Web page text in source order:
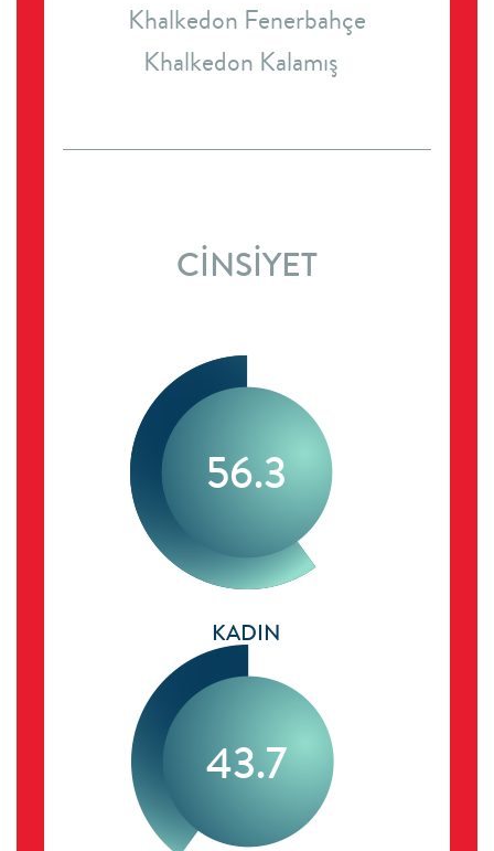
Khalkedon Fenerbahçe
Khalkedon Kalamış
CİNSİYET
56.3
KADIN
43.7